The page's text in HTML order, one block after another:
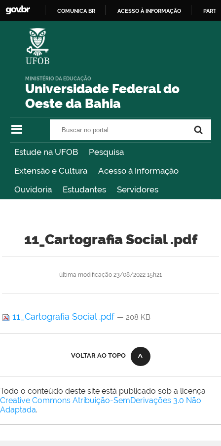
COMUNICA BR ACESSO À INFORMAÇÃO
Universidade Federal do
Oeste da Bahia
MINISTÉRIO DA EDUCAÇÃO
Estude na UFOB
Pesquisa
Extensão e Cultura
Acesso à Informação
Ouvidoria
Estudantes Servidores
11_Cartografia Social .pdf
última modificação 23/08/2022 15h21
11_Cartografia Social .pdf — 208 KB
VOLTAR AO TOPO
Todo o conteúdo deste site está publicado sob a licença
Creative Commons Atribuição-SemDerivações 3.0 Não
Adaptada.